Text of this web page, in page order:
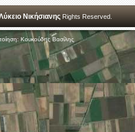
Νικήσιανης Rights Reserved.
Κουκούδης Βασίλης